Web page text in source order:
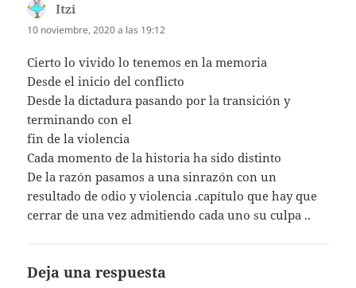
Itzi
10 noviembre, 2020 a las 19:12
Cierto lo vivido lo tenemos en la memoria
Desde el inicio del conflicto
Desde la dictadura pasando por la transición y
terminando con el
fin de la violencia
Cada momento de la historia ha sido distinto
De la razón pasamos a una sinrazón con un
resultado de odio y violencia .capítulo que hay que
cerrar de una vez admitiendo cada uno su culpa ..
Deja una respuesta